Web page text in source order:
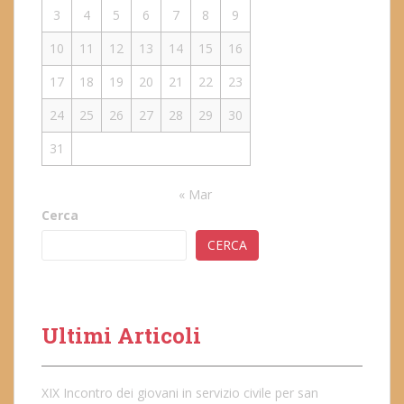
3
4 5 6 7 8
9
10
11 12 13 14 15
16
17
18 19 20 21 22
23
24
25 26 27 28 29
30
31
« Mar
Cerca
CERCA
Ultimi Articoli
XIX Incontro dei giovani in servizio civile per san